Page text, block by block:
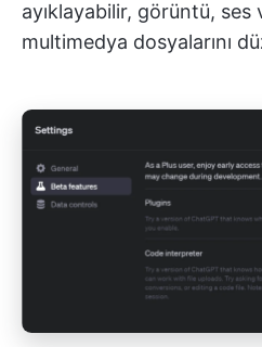
ayıklayabilir, görüntü, ses
multimedya dosyalarını